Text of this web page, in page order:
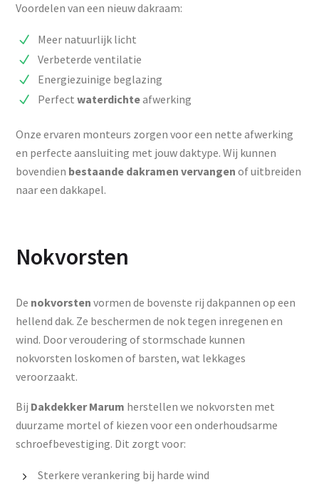
Voordelen van een nieuw dakraam:
Meer natuurlijk licht
Verbeterde ventilatie
Energiezuinige beglazing
Perfectwaterdichteafwerking
Onze ervaren monteurs zorgen voor een nette afwerking
en perfecte aansluiting met jouw daktype. Wij kunnen
bovendien bestaande dakramen vervangen of uitbreiden
naar een dakkapel.
Nokvorsten
De nokvorsten vormen de bovenste rij dakpannen op een
hellend dak. Ze beschermen de nok tegen inregenen en
wind. Door veroudering of stormschade kunnen
nokvorsten loskomen of barsten, wat lekkages
veroorzaakt.
Bij Dakdekker Marum herstellen we nokvorsten met
duurzame mortel of kiezen voor een onderhoudsarme
schroefbevestiging. Dit zorgt voor:
Sterkere verankering bij harde wind